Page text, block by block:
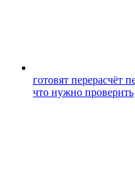
готовят перерасчёт
что нужно проверить